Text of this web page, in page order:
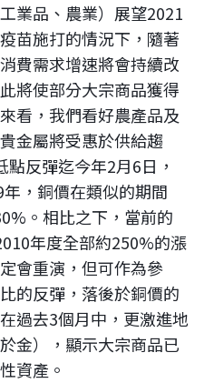
業品、農業）展望2021
苗施打的情況下，隨著
費需求增速將會持續改
將使部分大宗商品獲得
看，我們看好農產品及
金屬將受惠於供給趨
反彈迄今年2月6日，
，銅價在類似的期間
。相比之下，當前的
年度全部約250%的漲
會重演，但可作為參
的反彈，落後於銅價的
過去3個月中，更激進地
金），顯示大宗商品已
資產。